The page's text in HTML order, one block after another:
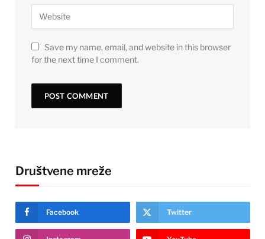
Save my name, email, and website in this browser
for the next time I comment.
Društvene mreže
Facebook Twitter